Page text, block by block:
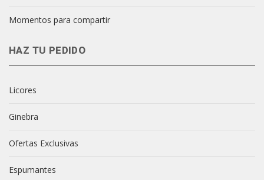
Momentos para compartir
HAZ TU PEDIDO
Licores
Ginebra
Ofertas Exclusivas
Espumantes